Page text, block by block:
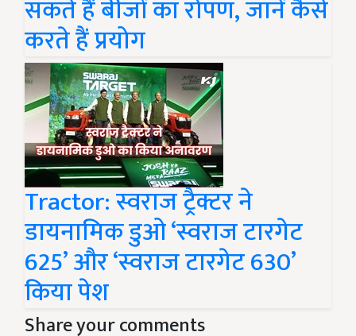
सकते हैं बीजों का रोपण, जानें कैसे
करते हैं प्रयोग
Tractor: स्वराज ट्रैक्टर ने
डायनामिक डुओ ‘स्वराज टारगेट
625’ और ‘स्वराज टारगेट 630’
किया पेश
Share your comments